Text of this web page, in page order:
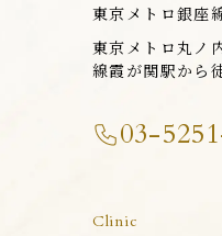
東京メトロ銀座
東京メトロ丸ノ
線霞が関駅から
03-
Clinic